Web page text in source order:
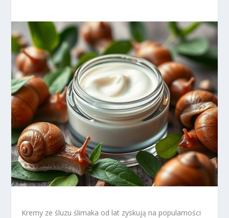
Kremy ze śluzu ślimaka od lat zyskują na popularności